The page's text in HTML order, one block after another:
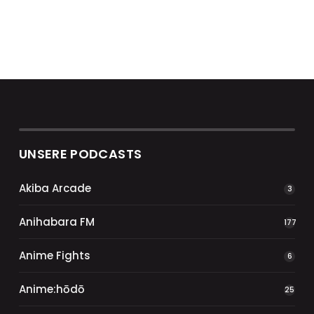
UNSERE PODCASTS
Akiba Arcade 3
Anihabara FM 177
Anime Fights 6
Anime:hōdō 25